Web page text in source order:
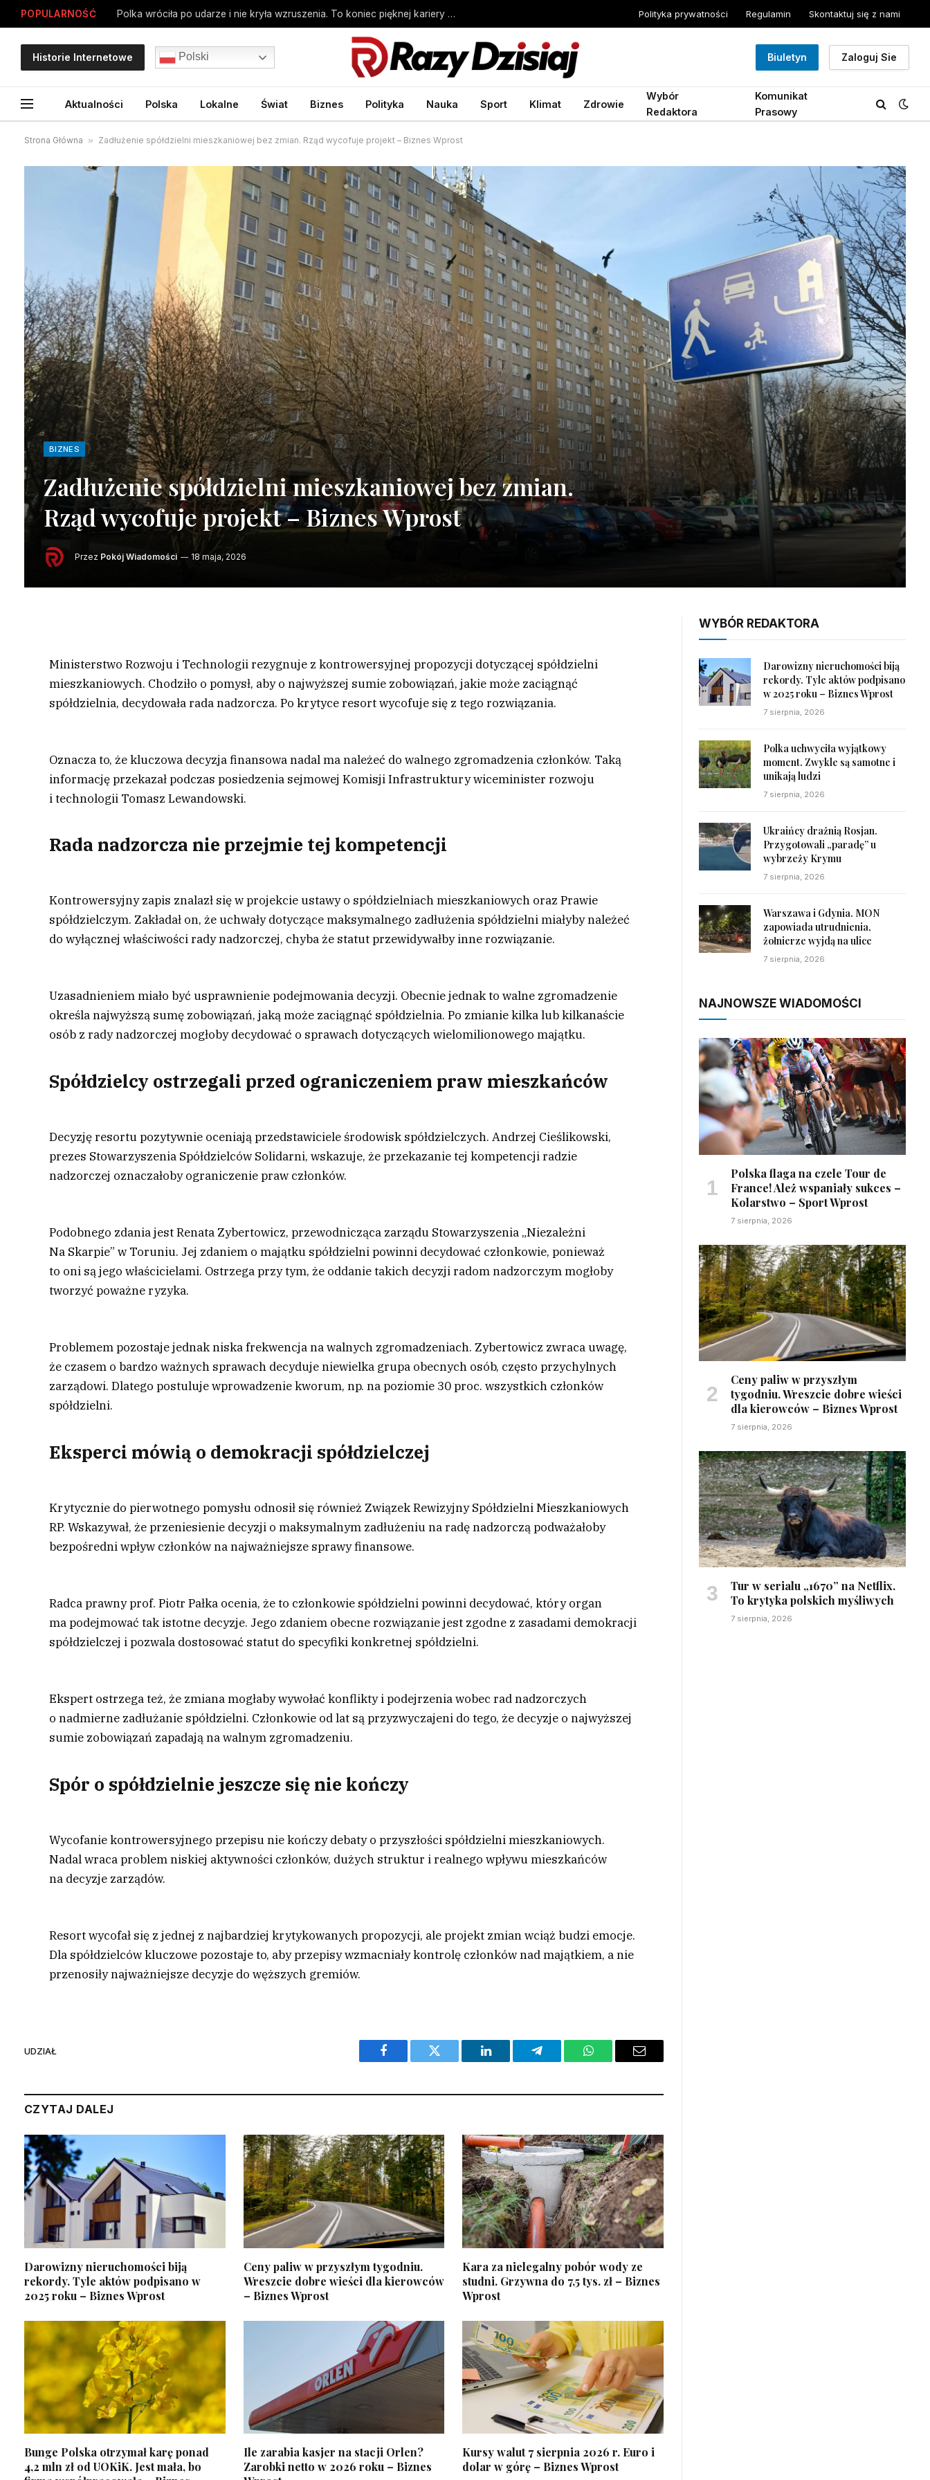
POPULARNOŚĆ Polka wróciła po udarze i nie kryła wzruszenia. To koniec pięknej kariery – Tenis – Sport Wprost Polityka prywatności Regulamin Skontaktuj się z nami
Historie Internetowe Polski Biuletyn Zaloguj Sie
Aktualności Polska Lokalne Świat Biznes Polityka Nauka Sport Klimat Zdrowie
Wybór
Redaktora
Komunikat
Prasowy
Strona Główna » Zadłużenie spółdzielni mieszkaniowej bez zmian. Rząd wycofuje projekt – Biznes Wprost
BIZNES
Zadłużenie spółdzielni mieszkaniowej bez zmian.
Rząd wycofuje projekt – Biznes Wprost
Przez Pokój Wiadomości 18 maja, 2026
Ministerstwo Rozwoju i Technologii rezygnuje z kontrowersyjnej propozycji dotyczącej spółdzielni
mieszkaniowych. Chodziło o pomysł, aby o najwyższej sumie zobowiązań, jakie może zaciągnąć
spółdzielnia, decydowała rada nadzorcza. Po krytyce resort wycofuje się z tego rozwiązania.
Oznacza to, że kluczowa decyzja finansowa nadal ma należeć do walnego zgromadzenia członków. Taką
informację przekazał podczas posiedzenia sejmowej Komisji Infrastruktury wiceminister rozwoju
i technologii Tomasz Lewandowski.
Rada nadzorcza nie przejmie tej kompetencji
Kontrowersyjny zapis znalazł się w projekcie ustawy o spółdzielniach mieszkaniowych oraz Prawie
spółdzielczym. Zakładał on, że uchwały dotyczące maksymalnego zadłużenia spółdzielni miałyby należeć
do wyłącznej właściwości rady nadzorczej, chyba że statut przewidywałby inne rozwiązanie.
Uzasadnieniem miało być usprawnienie podejmowania decyzji. Obecnie jednak to walne zgromadzenie
określa najwyższą sumę zobowiązań, jaką może zaciągnąć spółdzielnia. Po zmianie kilka lub kilkanaście
osób z rady nadzorczej mogłoby decydować o sprawach dotyczących wielomilionowego majątku.
Spółdzielcy ostrzegali przed ograniczeniem praw mieszkańców
Decyzję resortu pozytywnie oceniają przedstawiciele środowisk spółdzielczych. Andrzej Cieślikowski,
prezes Stowarzyszenia Spółdzielców Solidarni, wskazuje, że przekazanie tej kompetencji radzie
nadzorczej oznaczałoby ograniczenie praw członków.
Podobnego zdania jest Renata Zybertowicz, przewodnicząca zarządu Stowarzyszenia „Niezależni
Na Skarpie” w Toruniu. Jej zdaniem o majątku spółdzielni powinni decydować członkowie, ponieważ
to oni są jego właścicielami. Ostrzega przy tym, że oddanie takich decyzji radom nadzorczym mogłoby
tworzyć poważne ryzyka.
Problemem pozostaje jednak niska frekwencja na walnych zgromadzeniach. Zybertowicz zwraca uwagę,
że czasem o bardzo ważnych sprawach decyduje niewielka grupa obecnych osób, często przychylnych
zarządowi. Dlatego postuluje wprowadzenie kworum, np. na poziomie 30 proc. wszystkich członków
spółdzielni.
Eksperci mówią o demokracji spółdzielczej
Krytycznie do pierwotnego pomysłu odnosił się również Związek Rewizyjny Spółdzielni Mieszkaniowych
RP. Wskazywał, że przeniesienie decyzji o maksymalnym zadłużeniu na radę nadzorczą podważałoby
bezpośredni wpływ członków na najważniejsze sprawy finansowe.
Radca prawny prof. Piotr Pałka ocenia, że to członkowie spółdzielni powinni decydować, który organ
ma podejmować tak istotne decyzje. Jego zdaniem obecne rozwiązanie jest zgodne z zasadami demokracji
spółdzielczej i pozwala dostosować statut do specyfiki konkretnej spółdzielni.
Ekspert ostrzega też, że zmiana mogłaby wywołać konflikty i podejrzenia wobec rad nadzorczych
o nadmierne zadłużanie spółdzielni. Członkowie od lat są przyzwyczajeni do tego, że decyzje o najwyższej
sumie zobowiązań zapadają na walnym zgromadzeniu.
Spór o spółdzielnie jeszcze się nie kończy
Wycofanie kontrowersyjnego przepisu nie kończy debaty o przyszłości spółdzielni mieszkaniowych.
Nadal wraca problem niskiej aktywności członków, dużych struktur i realnego wpływu mieszkańców
na decyzje zarządów.
Resort wycofał się z jednej z najbardziej krytykowanych propozycji, ale projekt zmian wciąż budzi emocje.
Dla spółdzielców kluczowe pozostaje to, aby przepisy wzmacniały kontrolę członków nad majątkiem, a nie
przenosiły najważniejsze decyzje do węższych gremiów.
UDZIAŁ
Facebook Twitter LinkedIn Telegram WhatsAppEmail
CZYTAJ DALEJ
Darowizny nieruchomości biją
rekordy. Tyle aktów podpisano w
2025 roku – Biznes Wprost
Ceny paliw w przyszłym tygodniu.
Wreszcie dobre wieści dla kierowców
– Biznes Wprost
Kara za nielegalny pobór wody ze
studni. Grzywna do 7,5 tys. zł – Biznes
Wprost
Bunge Polska otrzymał karę ponad
4,2 mln zł od UOKiK. Jest mała, bo
Ile zarabia kasjer na stacji Orlen?
Zarobki netto w 2026 roku – Biznes
Kursy walut 7 sierpnia 2026 r. Euro i
dolar w górę – Biznes Wprost
WYBÓR REDAKTORA
Darowizny nieruchomości biją
rekordy. Tyle aktów podpisano
w 2025 roku – Biznes Wprost
7 sierpnia, 2026
Polka uchwyciła wyjątkowy
moment. Zwykle są samotne i
unikają ludzi
7 sierpnia, 2026
Ukraińcy drażnią Rosjan.
Przygotowali „paradę” u
wybrzeży Krymu
7 sierpnia, 2026
Warszawa i Gdynia. MON
zapowiada utrudnienia,
żołnierze wyjdą na ulice
7 sierpnia, 2026
NAJNOWSZE WIADOMOŚCI
Polska flaga na czele Tour de
France! Ależ wspaniały sukces –
Kolarstwo – Sport Wprost
7 sierpnia, 2026
Ceny paliw w przyszłym
tygodniu. Wreszcie dobre wieści
dla kierowców – Biznes Wprost
7 sierpnia, 2026
Tur w serialu „1670” na Netflix.
To krytyka polskich myśliwych
7 sierpnia, 2026